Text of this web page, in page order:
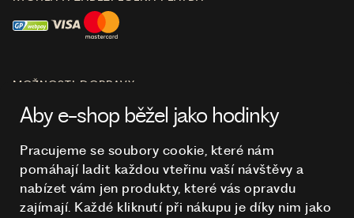
O NÁKUPU
MOŽNOSTI DOPRAVY
Aby e-shop běžel jako hodinky
Pracujeme se soubory cookie, které nám
pomáhají ladit každou vteřinu vaší návštěvy a
nabízet vám jen produkty, které vás opravdu
zajímají. Každé kliknutí při nákupu je díky nim jako